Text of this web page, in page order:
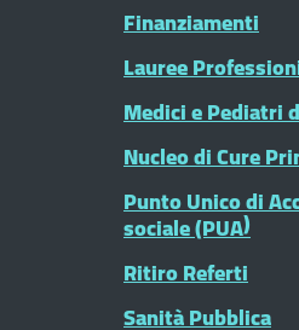
Finanziamenti
Lauree
Medici e Pediatri
Nucleo di Cure
Punto Unico di
sociale (PUA)
Ritiro Referti
Sanità Pubblica